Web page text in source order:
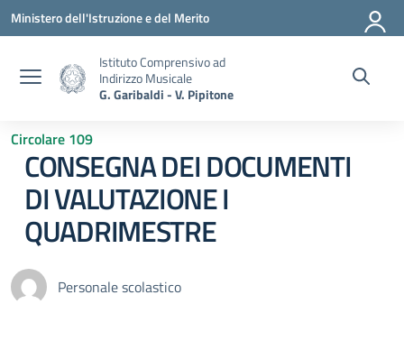
Vai ai contenuti
Vai al menu di navigazione
Vai al footer
Ministero dell'Istruzione e del Merito
Istituto Comprensivo ad
Indirizzo Musicale
G. Garibaldi - V. Pipitone
Circolare 109
CONSEGNA DEI DOCUMENTI
DI VALUTAZIONE I
QUADRIMESTRE
Personale scolastico